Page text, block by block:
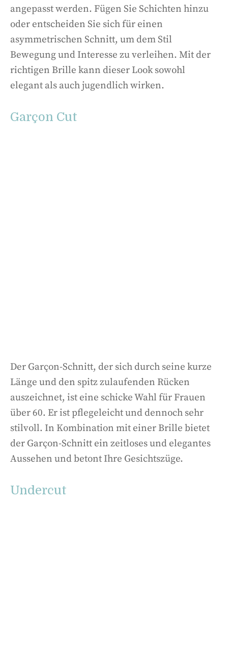
angepasst werden. Fügen Sie Schichten hinzu
oder entscheiden Sie sich für einen
asymmetrischen Schnitt, um dem Stil
Bewegung und Interesse zu verleihen. Mit der
richtigen Brille kann dieser Look sowohl
elegant als auch jugendlich wirken.
Garçon Cut
Der Garçon-Schnitt, der sich durch seine kurze
Länge und den spitz zulaufenden Rücken
auszeichnet, ist eine schicke Wahl für Frauen
über 60. Er ist pflegeleicht und dennoch sehr
stilvoll. In Kombination mit einer Brille bietet
der Garçon-Schnitt ein zeitloses und elegantes
Aussehen und betont Ihre Gesichtszüge.
Undercut